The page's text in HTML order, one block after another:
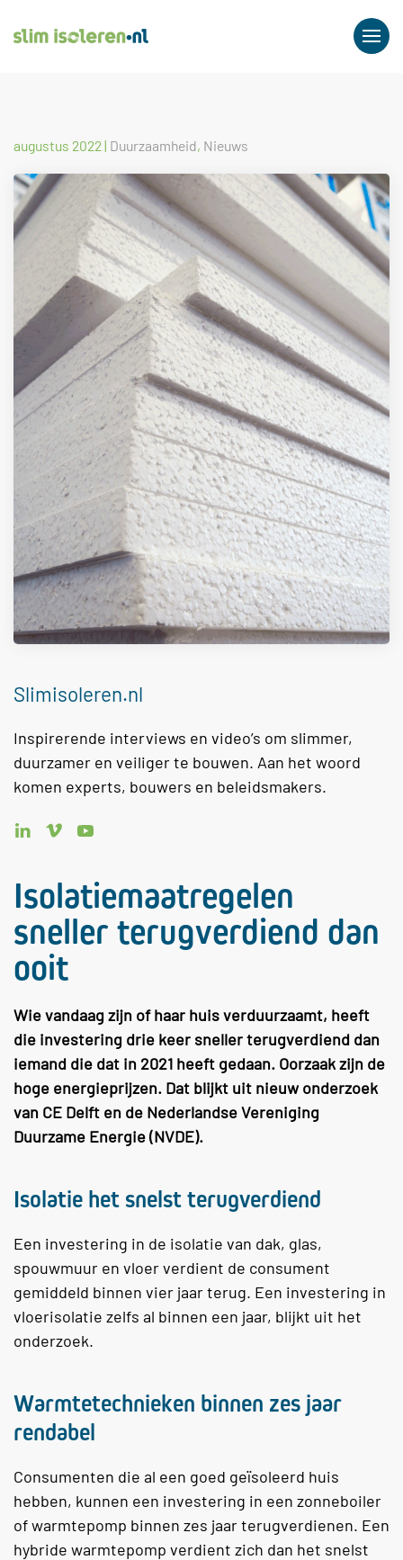
augustus 2022| Duurzaamheid, Nieuws
Slimisoleren.nl
Inspirerende interviews en video’s om slimmer,
duurzamer en veiliger te bouwen. Aan het woord
komen experts, bouwers en beleidsmakers.
Isolatiemaatregelen
sneller terugverdiend dan
ooit
Wie vandaag zijn of haar huis verduurzaamt, heeft
die investering drie keer sneller terugverdiend dan
iemand die dat in 2021 heeft gedaan. Oorzaak zijn de
hoge energieprijzen. Dat blijkt uit nieuw onderzoek
van CE Delft en de Nederlandse Vereniging
Duurzame Energie (NVDE).
Isolatie het snelst terugverdiend
Een investering in de isolatie van dak, glas,
spouwmuur en vloer verdient de consument
gemiddeld binnen vier jaar terug. Een investering in
vloerisolatie zelfs al binnen een jaar, blijkt uit het
onderzoek.
Warmtetechnieken binnen zes jaar
rendabel
Consumenten die al een goed geïsoleerd huis
hebben, kunnen een investering in een zonneboiler
of warmtepomp binnen zes jaar terugverdienen. Een
hybride warmtepomp verdient zich dan het snelst